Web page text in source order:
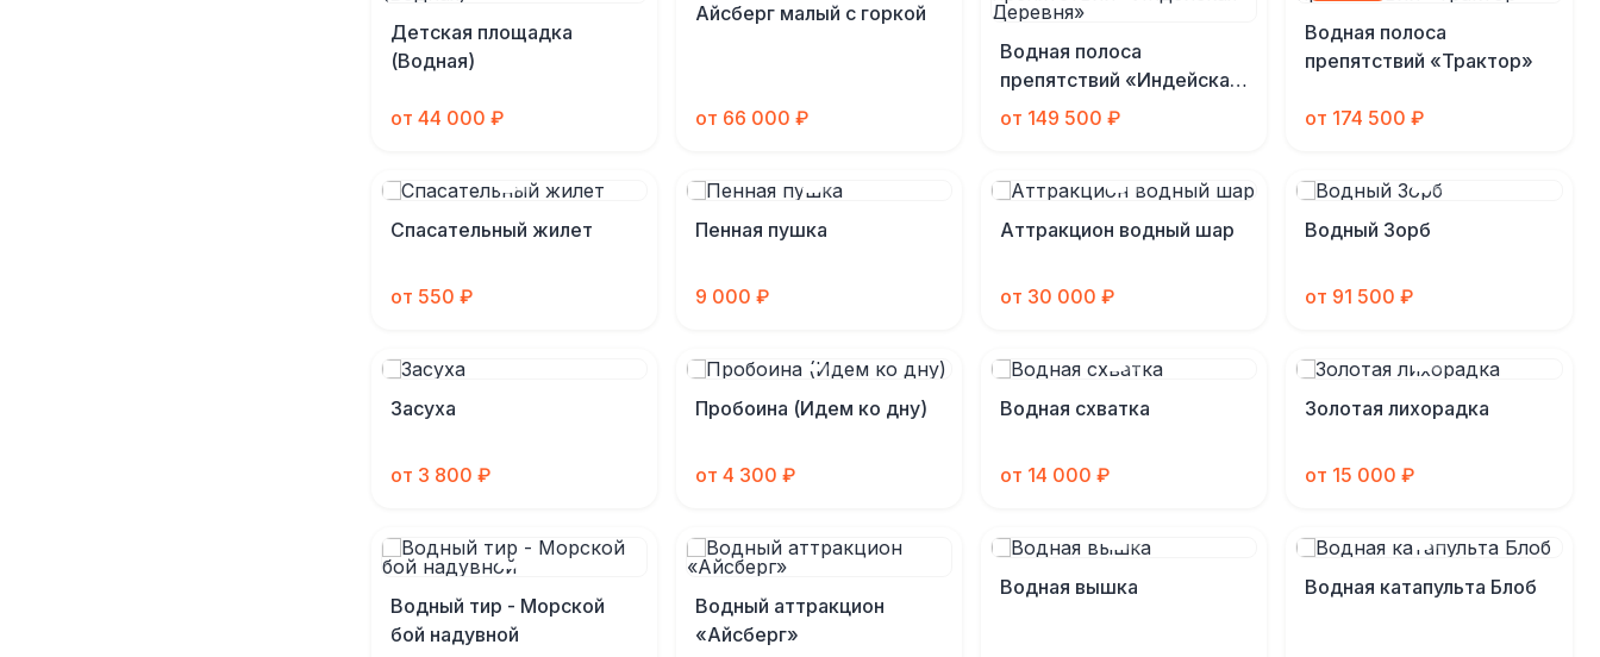
Детская площадка
(Водная)
от 44 000 ₽
Айсберг малый с горкой
от 66 000 ₽
Водная полоса
препятствий «Индейская
Деревня»
от 149 500 ₽
Водная полоса
препятствий «Трактор»
от 174 500 ₽
Спасательный жилет
от 550 ₽
Пенная пушка
9 000 ₽
Аттракцион водный шар
от 30 000 ₽
Водный Зорб
от 91 500 ₽
Засуха
от 3 800 ₽
Пробоина (Идем ко дну)
от 4 300 ₽
Водная схватка
от 14 000 ₽
Золотая лихорадка
от 15 000 ₽
Водный тир - Морской
бой надувной
Водный аттракцион
«Айсберг»
Водная вышка Водная катапульта Блоб